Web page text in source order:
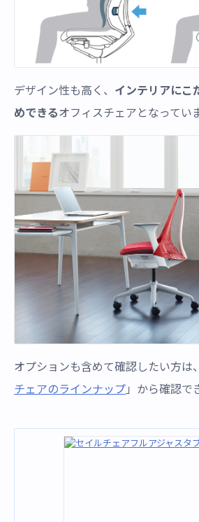
デザイン性も高く、 インテリアにこ
めできるオフィスチェアとなっていま
オプションも含めて確認したい方は
チェアのラインナップ 」から確認で